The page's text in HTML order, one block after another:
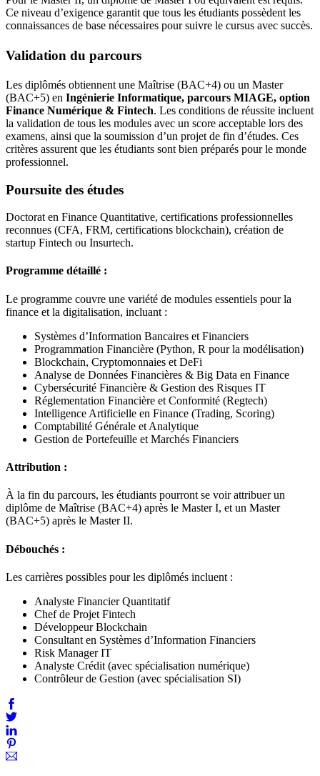
Ce niveau d’exigence garantit que tous les étudiants possèdent les
connaissances de base nécessaires pour suivre le cursus avec succès.
Validation du parcours
Les diplômés obtiennent une Maîtrise (BAC+4) ou un Master
(BAC+5) en Ingénierie Informatique, parcours MIAGE, option
Finance Numérique & Fintech. Les conditions de réussite incluent
la validation de tous les modules avec un score acceptable lors des
examens, ainsi que la soumission d’un projet de fin d’études. Ces
critères assurent que les étudiants sont bien préparés pour le monde
professionnel.
Poursuite des études
Doctorat en Finance Quantitative, certifications professionnelles
reconnues (CFA, FRM, certifications blockchain), création de
startup Fintech ou Insurtech.
Programme détaillé :
Le programme couvre une variété de modules essentiels pour la
finance et la digitalisation, incluant :
Systèmes d’Information Bancaires et Financiers
Programmation Financière (Python, R pour la modélisation)
Blockchain, Cryptomonnaies et DeFi
Analyse de Données Financières & Big Data en Finance
Cybersécurité Financière & Gestion des Risques IT
Réglementation Financière et Conformité (Regtech)
Intelligence Artificielle en Finance (Trading, Scoring)
Comptabilité Générale et Analytique
Gestion de Portefeuille et Marchés Financiers
Attribution :
À la fin du parcours, les étudiants pourront se voir attribuer un
diplôme de Maîtrise (BAC+4) après le Master I, et un Master
(BAC+5) après le Master II.
Débouchés :
Les carrières possibles pour les diplômés incluent :
Analyste Financier Quantitatif
Chef de Projet Fintech
Développeur Blockchain
Consultant en Systèmes d’Information Financiers
Risk Manager IT
Analyste Crédit (avec spécialisation numérique)
Contrôleur de Gestion (avec spécialisation SI)